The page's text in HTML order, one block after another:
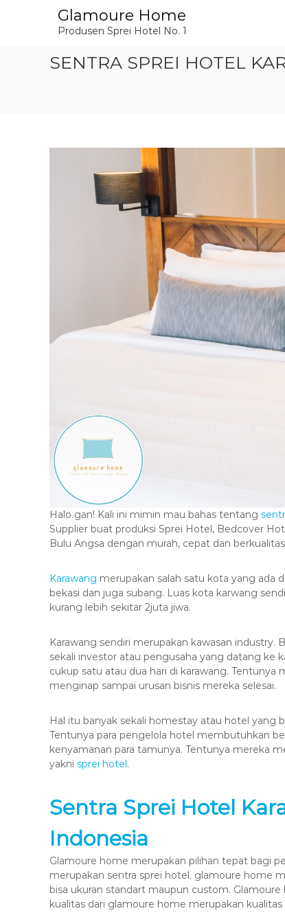
Glamoure Home
Produsen Sprei Hotel No. 1
SENTRA SPREI HOTEL
Halo gan! Kali ini mimin mau bahas tentang
Supplier buat produksi Sprei Hotel, Bedcover
Bulu Angsa dengan murah, cepat dan
Karawang merupakan salah satu kota yang ada
bekasi dan juga subang. Luas kota karwang
kurang lebih sekitar 2juta jiwa.
Karawang sendiri merupakan kawasan industry.
sekali investor atau pengusaha yang datang ke
cukup satu atau dua hari di karawang.
menginap sampai urusan bisnis mereka selesai.
Hal itu banyak sekali homestay atau hotel yang
Tentunya para pengelola hotel membutuhkan
kenyamanan para tamunya. Tentunya mereka
yakni sprei hotel.
Sentra Sprei Hotel
Indonesia
Glamoure home merupakan pilihan tepat bagi
merupakan sentra sprei hotel. glamoure home
bisa ukuran standart maupun custom.
kualitas dari glamoure home merupakan